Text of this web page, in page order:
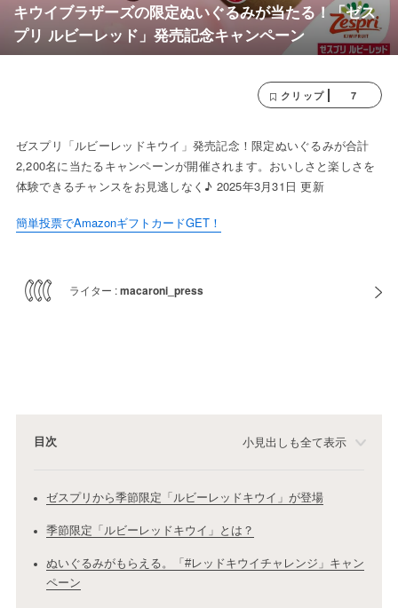
キウイブラザーズの限定ぬいぐるみが当たる！「ゼス
プリ ルビーレッド」発売記念キャンペーン
クリップ 7
ゼスプリ「ルビーレッドキウイ」発売記念！限定ぬいぐるみが合計
2,200名に当たるキャンペーンが開催されます。おいしさと楽しさを
体験できるチャンスをお見逃しなく♪ 2025年3月31日 更新
簡単投票でAmazonギフトカードGET！
ライター :macaroni_press
目次 小見出しも全て表示
ゼスプリから季節限定「ルビーレッドキウイ」が登場
季節限定「ルビーレッドキウイ」とは？
ぬいぐるみがもらえる。「#レッドキウイチャレンジ」キャン
ペーン